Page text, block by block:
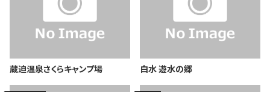
蔵迫温泉さくらキャンプ場 白水 遊水の郷